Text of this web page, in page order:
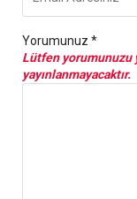
Yorumunuz *
Lütfen yorumunuzu
yayınlanmayacaktır.